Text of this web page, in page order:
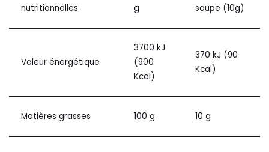
nutritionnelles
g
soupe (10g)
Valeur énergétique
3700 kJ
(900
Kcal)
370 kJ (90
Kcal)
Matières grasses 100 g 10 g